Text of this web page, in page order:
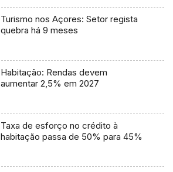
Turismo nos Açores: Setor regista
quebra há 9 meses
Habitação: Rendas devem
aumentar 2,5% em 2027
Taxa de esforço no crédito à
habitação passa de 50% para 45%